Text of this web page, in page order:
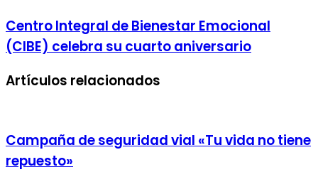
llevará
su
arpa
al
Centro
Integral
de
Emocional
(CIBE)
aniversario
Centro Integral de Bienestar Emocional
(CIBE) celebra su cuarto aniversario
Artículos relacionados
Campaña de seguridad vial «Tu vida no tiene
repuesto»